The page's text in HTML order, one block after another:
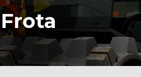
Frota